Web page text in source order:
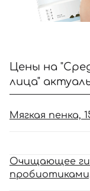
Цены на
лица"
Мягкая пенка,
Очищающее